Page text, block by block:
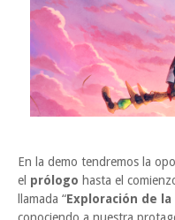
En la demo tendremos la
el prólogo hasta el
llamada “Exploración de
conociendo a nuestra